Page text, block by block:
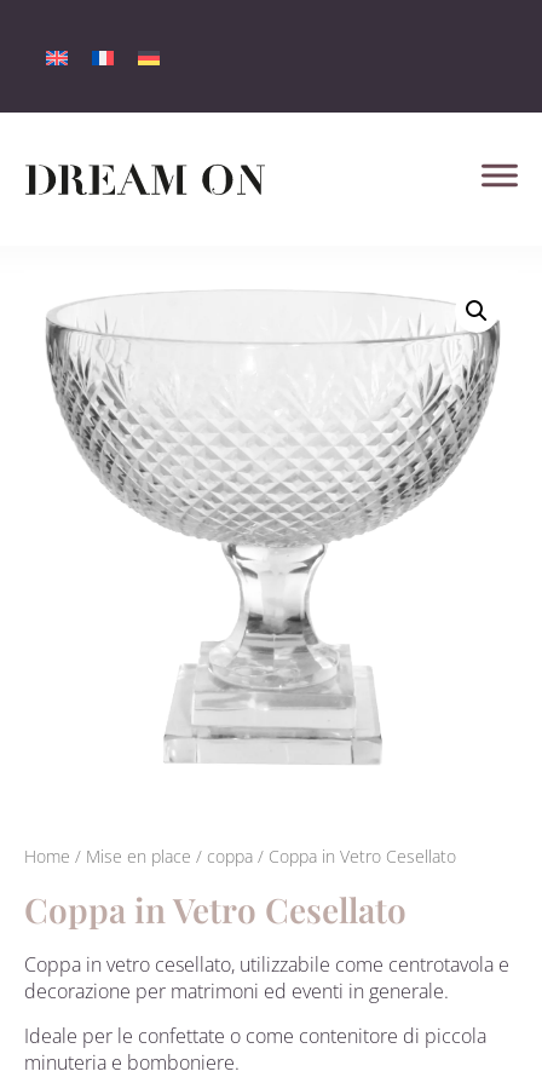
Home / Mise en place / coppa / Coppa in Vetro Cesellato
Coppa in Vetro Cesellato
Coppa in vetro cesellato, utilizzabile come centrotavola e
decorazione per matrimoni ed eventi in generale.
Ideale per le confettate o come contenitore di piccola
minuteria e bomboniere.